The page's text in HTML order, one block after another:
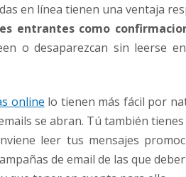
en línea tienen una ventaja
entrantes como
o desaparezcan sin leerse
online lo tienen más fácil por
se abran. Tú también
leer tus mensajes
de email de las que